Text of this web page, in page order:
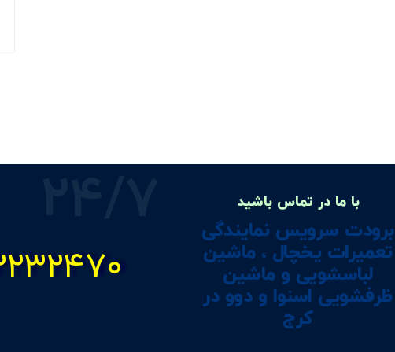
با ما در تماس باشید
برودت سرویس نمایندگی
تعمیرات یخچال ، ماشین
لباسشویی و ماشین
ظرفشویی اسنوا و دوو در
کرج